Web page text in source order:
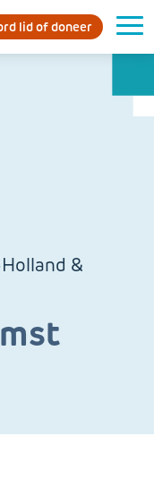
lid of doneer
&